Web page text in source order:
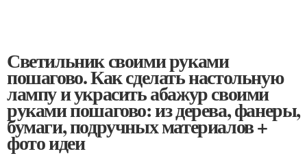
Светильник своими руками
пошагово. Как сделать настольную
лампу и украсить абажур своими
руками пошагово: из дерева, фанеры,
бумаги, подручных материалов +
фото идеи